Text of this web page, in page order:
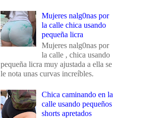
Mujeres nalg0nas por
la calle chica usando
pequeña licra
Mujeres nalg0nas por
la calle , chica usando
pequeña licra muy ajustada a ella se
le nota unas curvas increíbles.
Chica caminando en la
calle usando pequeños
shorts apretados